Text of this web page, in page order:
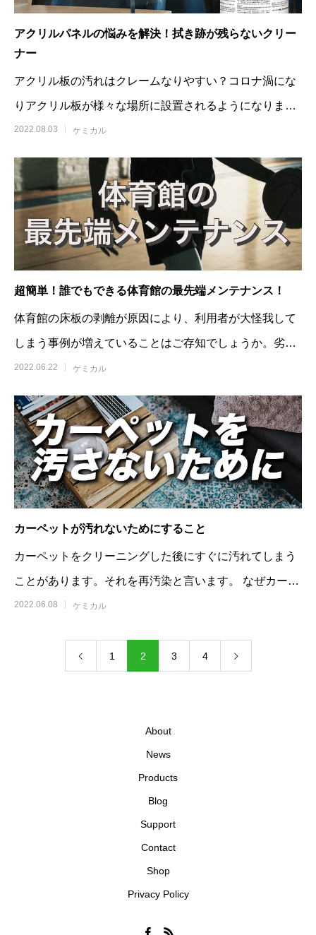
アクリルパネルの悩みを解決！拭き跡が残らないクリー
ナー
アクリル板の汚れはクレームなりやすい？コロナ渦にな
りアクリル板が様々な場所に設置されるようになりまし
た。このアクリル板ですが設置場所
2022.08.03 ケミカル
超簡単！誰でもできる体育館の最先端メンテナンス！
体育館の床板の剥離が原因により、利用者が大怪我して
しまう事例が増えていることはご存知でしょうか。劣化
の原因はワックス掛け、水拭きとされており
2022.06.22 ケミカル
カーペットが汚れないためにすること
カーペットをクリーニングした後にすぐに汚れてしまう
ことがあります。それを再汚染と言います。 なぜカーペ
ットの再汚染は起こってしまうの
2022.06.08 ケミカル
1 2 3 4
About
News
Products
Blog
Support
Contact
Shop
Privacy Policy